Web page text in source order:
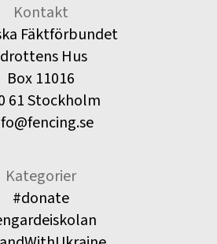
Kontakt
Fäktförbundet
Hus
Box 11016
61 Stockholm
Kategorier
#donate